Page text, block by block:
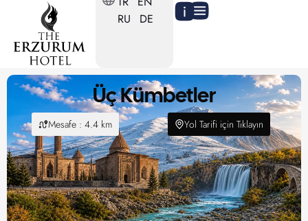
RU
DE
Üç Kümbetler
Mesafe : 4.4 km Yol Tarifi için Tıklayın